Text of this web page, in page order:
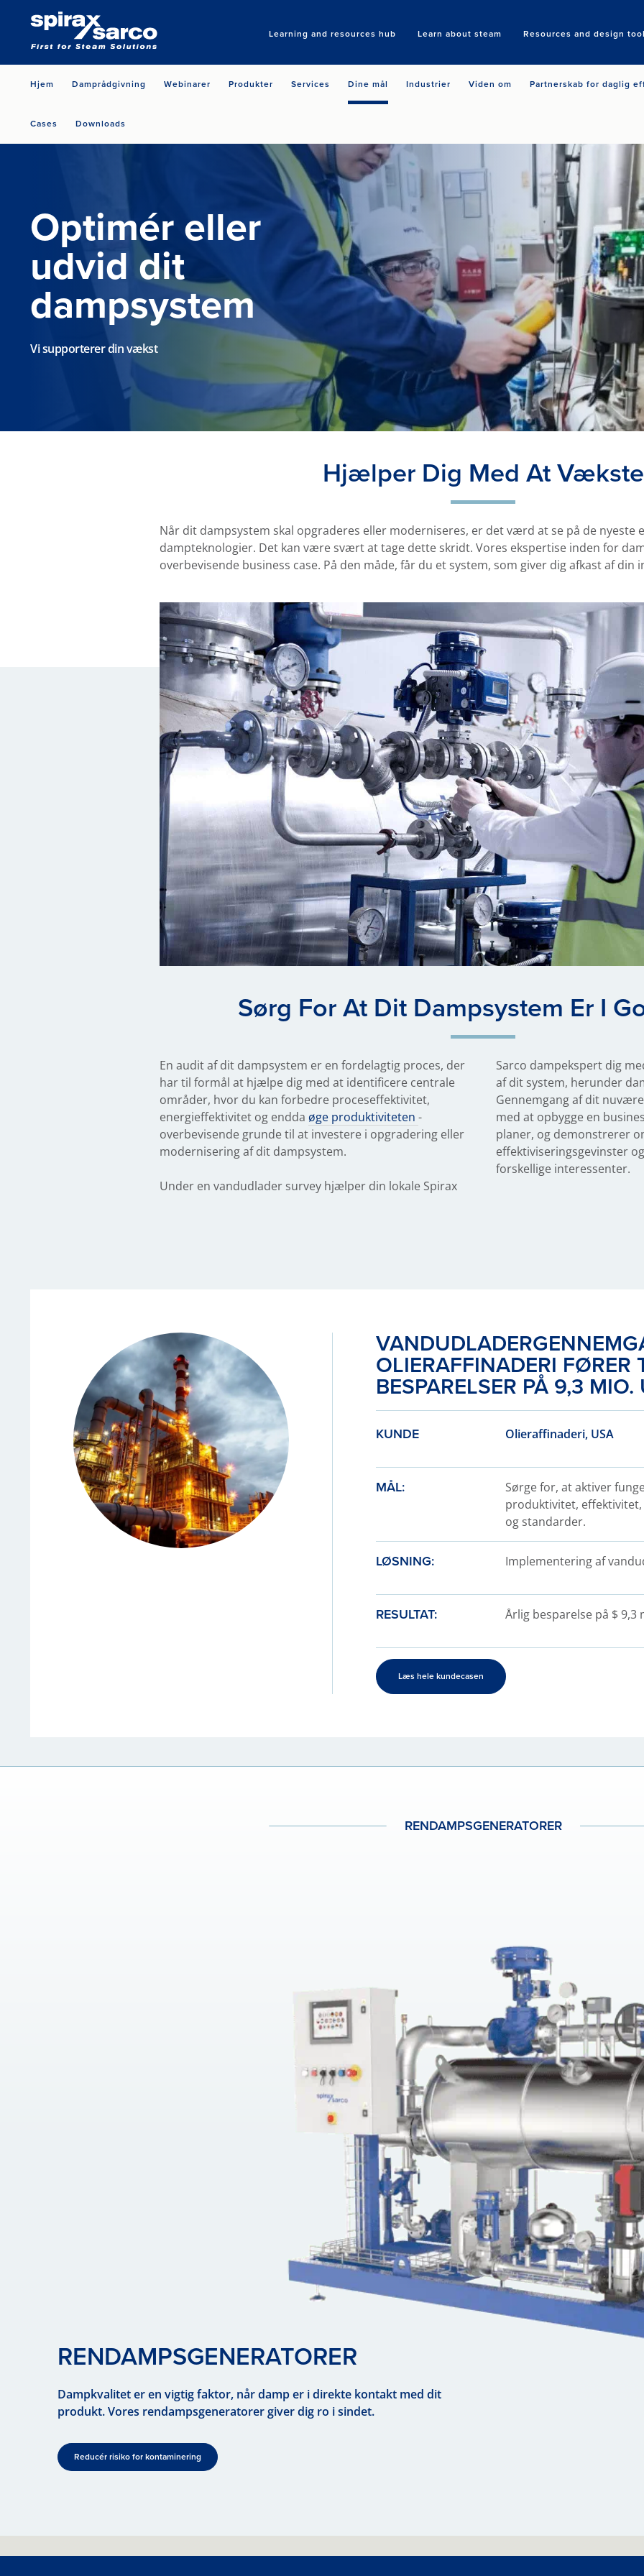
Learning and resources hub Learn about steam Resources and design
Search
Hjem Damprådgivning Webinarer Produkter Services Dine mål Industrier Viden om Partnerskab for daglig
Cases Downloads
Optimér eller
udvid dit
dampsystem
Vi supporterer din vækst
Hjælper Dig Med At Vækste
Når dit dampsystem skal opgraderes eller moderniseres, er det værd at se på de nyeste
dampteknologier. Det kan være svært at tage dette skridt. Vores ekspertise inden for
overbevisende business case. På den måde, får du et system, som giver dig afkast af din
Sørg For At Dit Dampsystem Er I
En audit af dit dampsystem er en fordelagtig proces, der
har til formål at hjælpe dig med at identificere centrale
områder, hvor du kan forbedre proceseffektivitet,
energieffektivitet og endda øge produktiviteten -
overbevisende grunde til at investere i opgradering eller
modernisering af dit dampsystem.
Under en vandudlader survey hjælper din lokale Spirax
Sarco dampekspert dig
af dit system, herunder
Gennemgang af dit
med at opbygge en
planer, og demonstrerer
effektiviseringsgevinster
forskellige interessenter.
OLIERAFFINADERI FØRER
BESPARELSER PÅ 9,3 MIO.
KUNDE Olieraffinaderi, USA
MÅL:
Sørge for, at aktiver
produktivitet,
og standarder.
LØSNING: Implementering af
RESULTAT: Årlig besparelse på $ 9,3
Læs hele kundecasen
RENDAMPSGENERATORER
RENDAMPS­GENERATORER
Dampkvalitet er en vigtig faktor, når damp er i direkte kontakt med dit
produkt. Vores rendampsgeneratorer giver dig ro i sindet.
Reducér risiko for kontaminering
Previous Next